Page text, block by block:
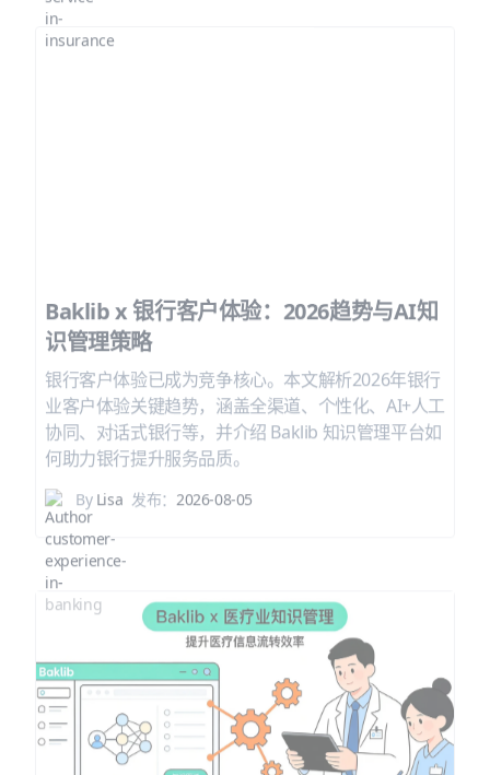
Baklib x 银行客户体验：2026趋势与AI知
识管理策略
银行客户体验已成为竞争核心。本文解析2026年银行
业客户体验关键趋势，涵盖全渠道、个性化、AI+人工
协同、对话式银行等，并介绍 Baklib 知识管理平台如
何助力银行提升服务品质。
ByLisa 发布：2026-08-05